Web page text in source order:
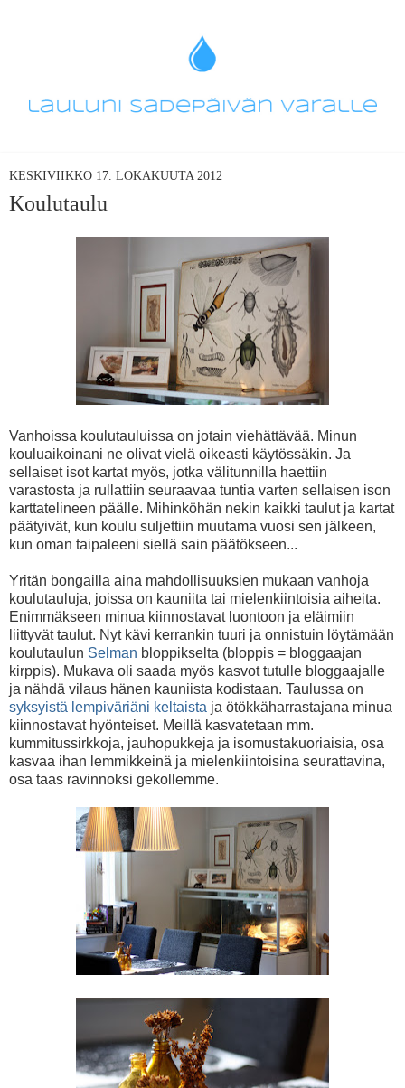
KESKIVIIKKO 17. LOKAKUUTA 2012
Koulutaulu
Vanhoissa koulutauluissa on jotain viehättävää. Minun
kouluaikoinani ne olivat vielä oikeasti käytössäkin. Ja
sellaiset isot kartat myös, jotka välitunnilla haettiin
varastosta ja rullattiin seuraavaa tuntia varten sellaisen ison
karttatelineen päälle. Mihinköhän nekin kaikki taulut ja kartat
päätyivät, kun koulu suljettiin muutama vuosi sen jälkeen,
kun oman taipaleeni siellä sain päätökseen...
Yritän bongailla aina mahdollisuuksien mukaan vanhoja
koulutauluja, joissa on kauniita tai mielenkiintoisia aiheita.
Enimmäkseen minua kiinnostavat luontoon ja eläimiin
liittyvät taulut. Nyt kävi kerrankin tuuri ja onnistuin löytämään
koulutaulun Selman bloppikselta (bloppis = bloggaajan
kirppis). Mukava oli saada myös kasvot tutulle bloggaajalle
ja nähdä vilaus hänen kauniista kodistaan. Taulussa on
syksyistä lempiväriäni keltaista ja ötökkäharrastajana minua
kiinnostavat hyönteiset. Meillä kasvatetaan mm.
kummitussirkkoja, jauhopukkeja ja isomustakuoriaisia, osa
kasvaa ihan lemmikkeinä ja mielenkiintoisina seurattavina,
osa taas ravinnoksi gekollemme.